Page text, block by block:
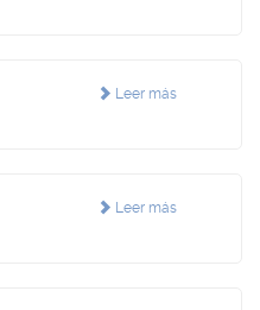
Leer más
Leer más